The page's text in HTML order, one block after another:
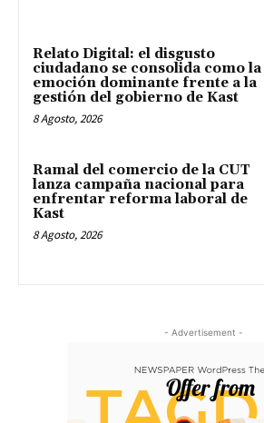
Relato Digital: el disgusto
ciudadano se consolida como la
emoción dominante frente a la
gestión del gobierno de Kast
8 Agosto, 2026
Ramal del comercio de la CUT
lanza campaña nacional para
enfrentar reforma laboral de
Kast
8 Agosto, 2026
- Advertisement -